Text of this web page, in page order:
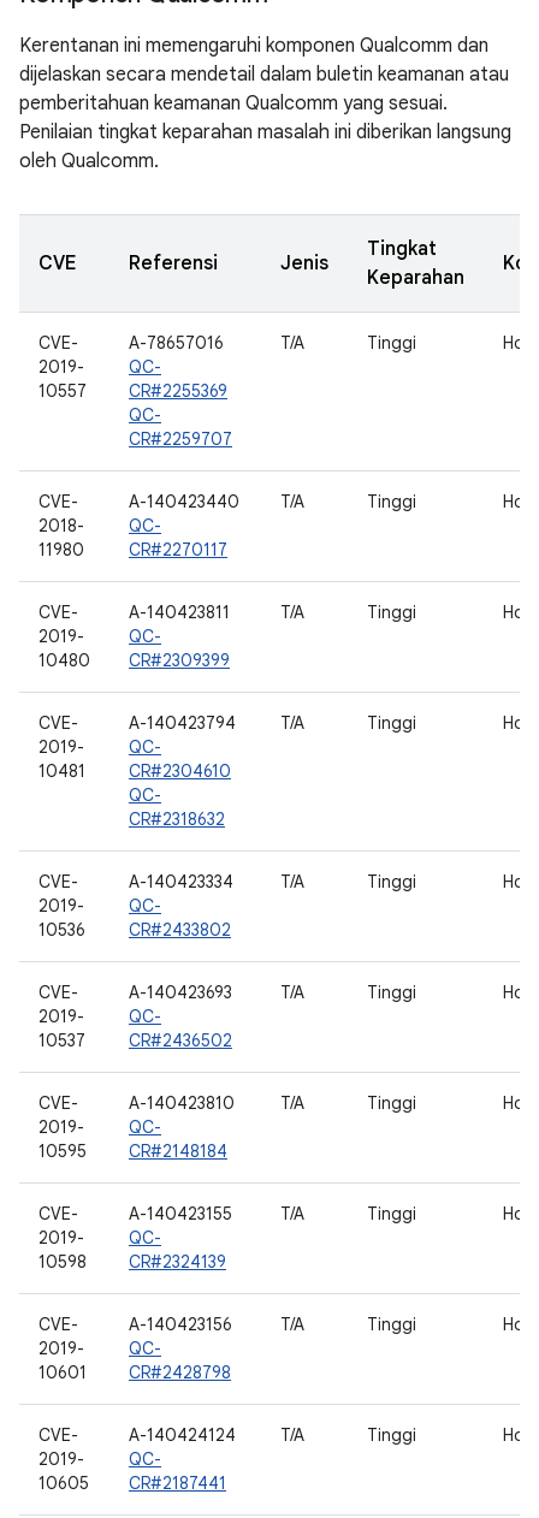
Kerentanan ini memengaruhi komponen Qualcomm dan
dijelaskan secara mendetail dalam buletin keamanan atau
pemberitahuan keamanan Qualcomm yang sesuai.
Penilaian tingkat keparahan masalah ini diberikan langsung
oleh Qualcomm.
CVE Referensi Jenis
Tingkat
Keparahan
CVE-
2019-
10557
A-78657016
QC-
CR#2255369
QC-
CR#2259707
T/A Tinggi
CVE-
2018-
11980
A-140423440
QC-
CR#2270117
T/A Tinggi
CVE-
2019-
10480
A-140423811
QC-
CR#2309399
T/A Tinggi
CVE-
2019-
10481
A-140423794
QC-
CR#2304610
QC-
CR#2318632
T/A Tinggi
CVE-
2019-
10536
A-140423334
QC-
CR#2433802
T/A Tinggi
CVE-
2019-
10537
A-140423693
QC-
CR#2436502
T/A Tinggi
CVE-
2019-
10595
A-140423810
QC-
CR#2148184
T/A Tinggi
CVE-
2019-
10598
A-140423155
QC-
CR#2324139
T/A Tinggi
CVE-
2019-
10601
A-140423156
QC-
CR#2428798
T/A Tinggi
CVE-
2019-
10605
A-140424124
QC-
CR#2187441
T/A Tinggi